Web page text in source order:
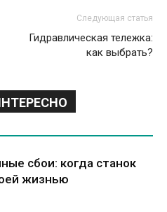
Следующая статья
Гидравлическая тележка:
как выбрать?
сбои: когда станок
жизнью